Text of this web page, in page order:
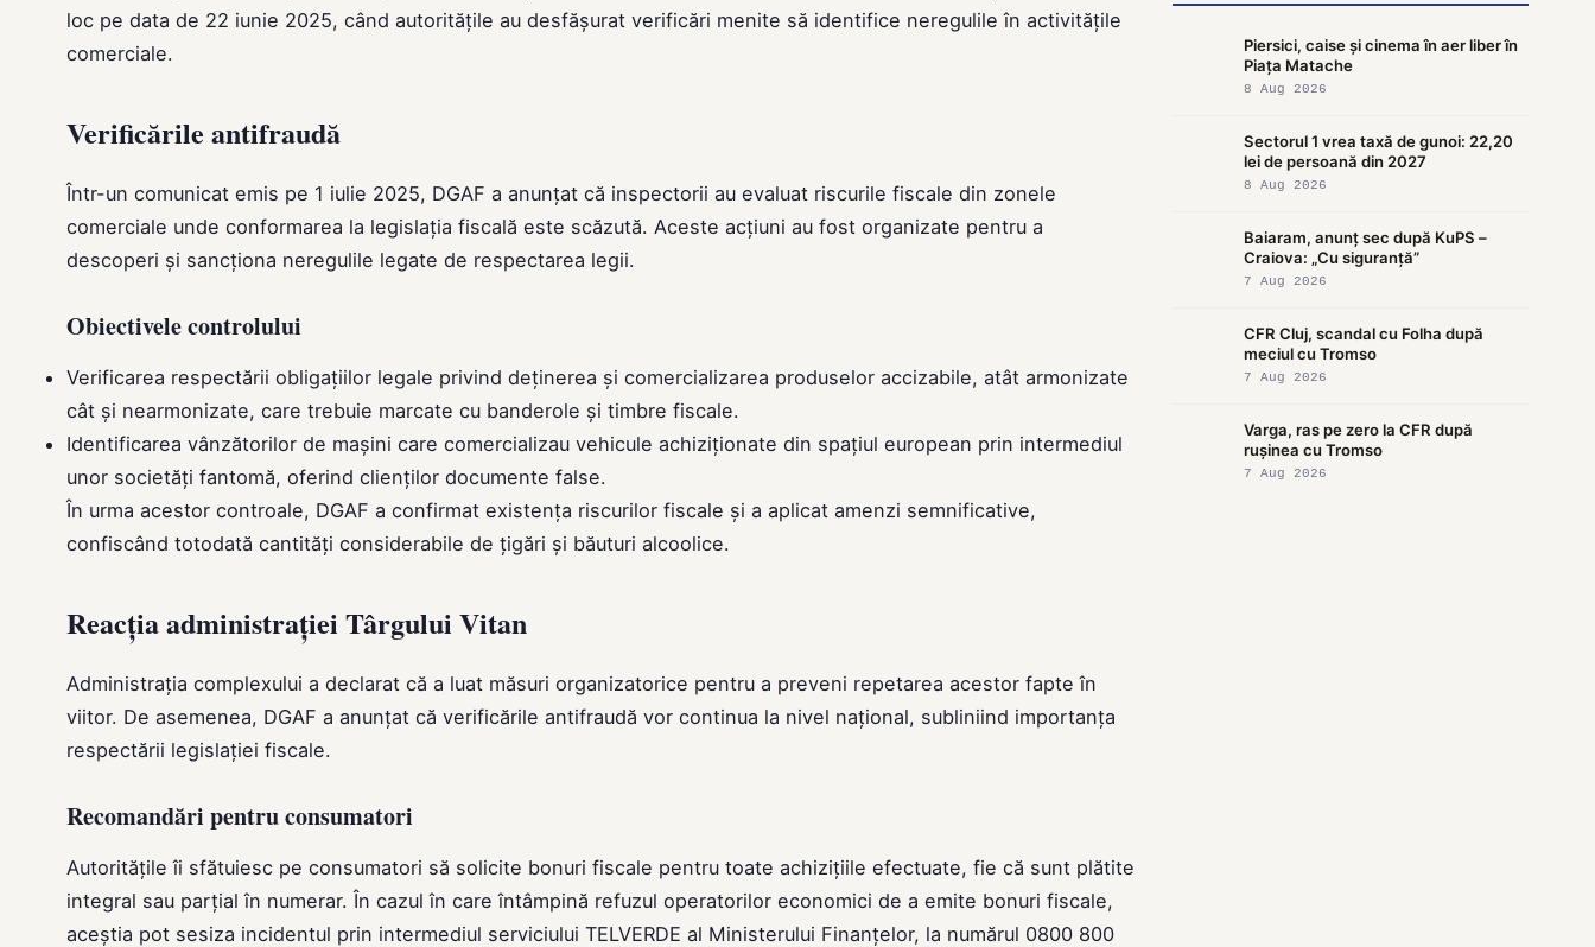
loc pe data de 22 iunie 2025, când autoritățile au desfășurat verificări menite să identifice neregulile în activitățile
comerciale.
Verificările antifraudă
Într-un comunicat emis pe 1 iulie 2025, DGAF a anunțat că inspectorii au evaluat riscurile fiscale din zonele
comerciale unde conformarea la legislația fiscală este scăzută. Aceste acțiuni au fost organizate pentru a
descoperi și sancționa neregulile legate de respectarea legii.
Obiectivele controlului
Verificarea respectării obligațiilor legale privind deținerea și comercializarea produselor accizabile, atât armonizate
cât și nearmonizate, care trebuie marcate cu banderole și timbre fiscale.
Identificarea vânzătorilor de mașini care comercializau vehicule achiziționate din spațiul european prin intermediul
unor societăți fantomă, oferind clienților documente false.
În urma acestor controale, DGAF a confirmat existența riscurilor fiscale și a aplicat amenzi semnificative,
confiscând totodată cantități considerabile de țigări și băuturi alcoolice.
Reacția administrației Târgului Vitan
Administrația complexului a declarat că a luat măsuri organizatorice pentru a preveni repetarea acestor fapte în
viitor. De asemenea, DGAF a anunțat că verificările antifraudă vor continua la nivel național, subliniind importanța
respectării legislației fiscale.
Recomandări pentru consumatori
Autoritățile îi sfătuiesc pe consumatori să solicite bonuri fiscale pentru toate achizițiile efectuate, fie că sunt plătite
integral sau parțial în numerar. În cazul în care întâmpină refuzul operatorilor economici de a emite bonuri fiscale,
aceștia pot sesiza incidentul prin intermediul serviciului TELVERDE al Ministerului Finanțelor, la numărul 0800 800
Piersici, caise și cinema în aer liber în
Piața Matache
8 Aug 2026
Sectorul 1 vrea taxă de gunoi: 22,20
lei de persoană din 2027
8 Aug 2026
Baiaram, anunț sec după KuPS –
Craiova: „Cu siguranță”
7 Aug 2026
CFR Cluj, scandal cu Folha după
meciul cu Tromso
7 Aug 2026
Varga, ras pe zero la CFR după
rușinea cu Tromso
7 Aug 2026